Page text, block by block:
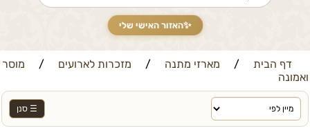
✨האזור האישי שלי
דף הבית / מארזי מתנה / מזכרות לארועים /
מוסר
ואמונה
☰ סנן